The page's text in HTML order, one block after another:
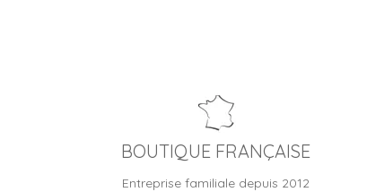
BOUTIQUE FRANÇAISE
Entreprise familiale depuis 2012